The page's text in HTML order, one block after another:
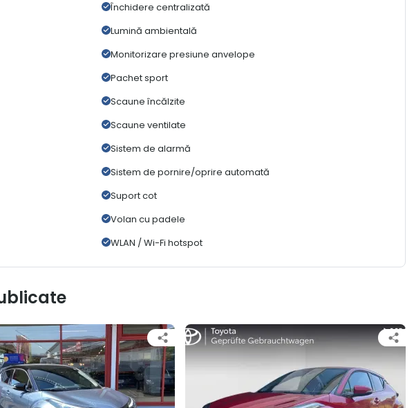
Închidere centralizată
Lumină ambientală
Monitorizare presiune anvelope
Pachet sport
Scaune încălzite
Scaune ventilate
Sistem de alarmă
Sistem de pornire/oprire automată
Suport cot
Volan cu padele
WLAN / Wi-Fi hotspot